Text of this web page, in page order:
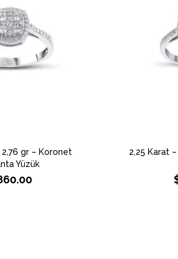
gr – Koronet
Yüzük
2,25 Karat